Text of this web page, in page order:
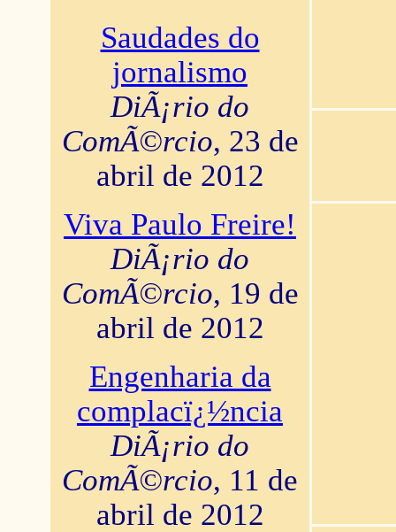
Saudades do
jornalismo
DiÃ¡rio do
ComÃ©rcio, 23 de
abril de 2012
Viva Paulo Freire!
DiÃ¡rio do
ComÃ©rcio, 19 de
abril de 2012
Engenharia da
complacï¿½ncia
DiÃ¡rio do
ComÃ©rcio, 11 de
abril de 2012